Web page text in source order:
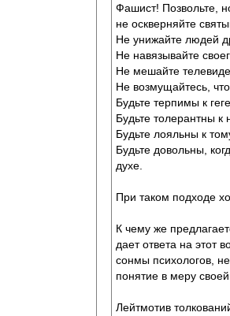
Фашист! Позвольте,
не оскверняйте
Не унижайте людей
Не навязывайте
Не мешайте
Не возмущайтесь,
Будьте терпимы к
Будьте толерантны
Будьте лояльны к
Будьте довольны,
духе.
При таком подходе
К чему же
дает ответа на этот
сонмы психологов,
понятие в меру
Лейтмотив